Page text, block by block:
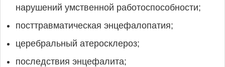
нарушений умственной работоспособности;
посттравматическая энцефалопатия;
церебральный атеросклероз;
последствия энцефалита;